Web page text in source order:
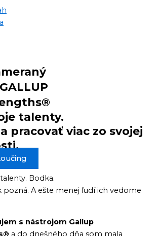
talenty.
pracovať viac zo svojej
Bodka.
pozná. A ešte menej ľudí ich vedome
s nástrojom Gallup
a do dnešného dňa som mala